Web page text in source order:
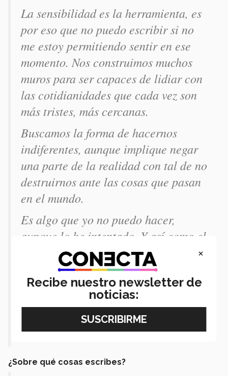
La sensibilidad es la herramienta, es
por eso que no puedo escribir si no
me estoy permitiendo sentir en ese
momento. Nos construimos muchos
muros para ser capaces de lidiar con
las cotidianidades que cada vez son
más tristes, más cercanas.
Buscamos la forma de hacernos
indiferentes, aunque implique negar
una parte de la realidad con tal de no
destruirnos ante las cosas que pasan
en el mundo.
Es algo que yo no puedo hacer,
aunque lo he intentado. Y así como el
carpintero usa el martillo o el
abogado usa las leyes o el fotógrafo
su cámara, el recurso de una persona
que escribe poesía, no es una
computadora, papel y lápiz sino su
sensibilidad.
¿Sobre qué cosas escribes?
×
Recibe nuestro newsletter de
noticias: